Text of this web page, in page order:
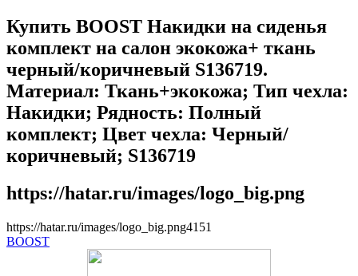
Купить BOOST Накидки на сиденья
комплект на салон экокожа+ ткань
черный/коричневый S136719.
Материал: Ткань+экокожа; Тип чехла:
Накидки; Рядность: Полный
комплект; Цвет чехла: Черный/
коричневый; S136719
https://hatar.ru/images/logo_big.png
https://hatar.ru/images/logo_big.png41 51
BOOST